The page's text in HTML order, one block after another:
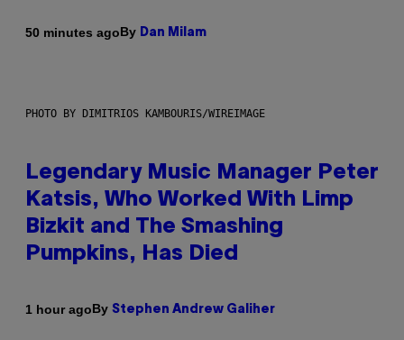
50 minutes agoBy Dan Milam
PHOTO BY DIMITRIOS KAMBOURIS/WIREIMAGE
Legendary Music Manager Peter
Katsis, Who Worked With Limp
Bizkit and The Smashing
Pumpkins, Has Died
1 hour agoBy Stephen Andrew Galiher